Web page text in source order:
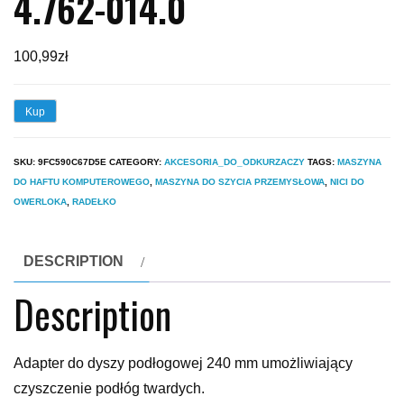
100,99zł
Kup
SKU: 9FC590C67D5E CATEGORY: AKCESORIA_DO_ODKURZACZY TAGS: MASZYNA
DO HAFTU KOMPUTEROWEGO MASZYNA DO SZYCIA PRZEMYSŁOWA NICI DO
OWERLOKA RADEŁKO
DESCRIPTION
Description
Adapter do dyszy podłogowej 240 mm umożliwiający
czyszczenie podłóg twardych.